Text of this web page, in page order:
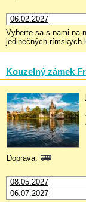
06.02.2027
Vyberte sa s nami na
jedinečných rímskych
Kouzelný zámek
Doprava:
08.05.2027
06.07.2027